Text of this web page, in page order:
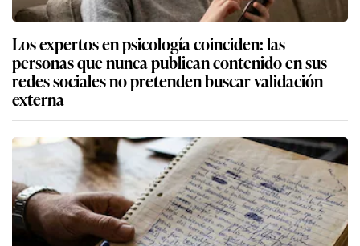
Los expertos en psicología coinciden: las
personas que nunca publican contenido en sus
redes sociales no pretenden buscar validación
externa